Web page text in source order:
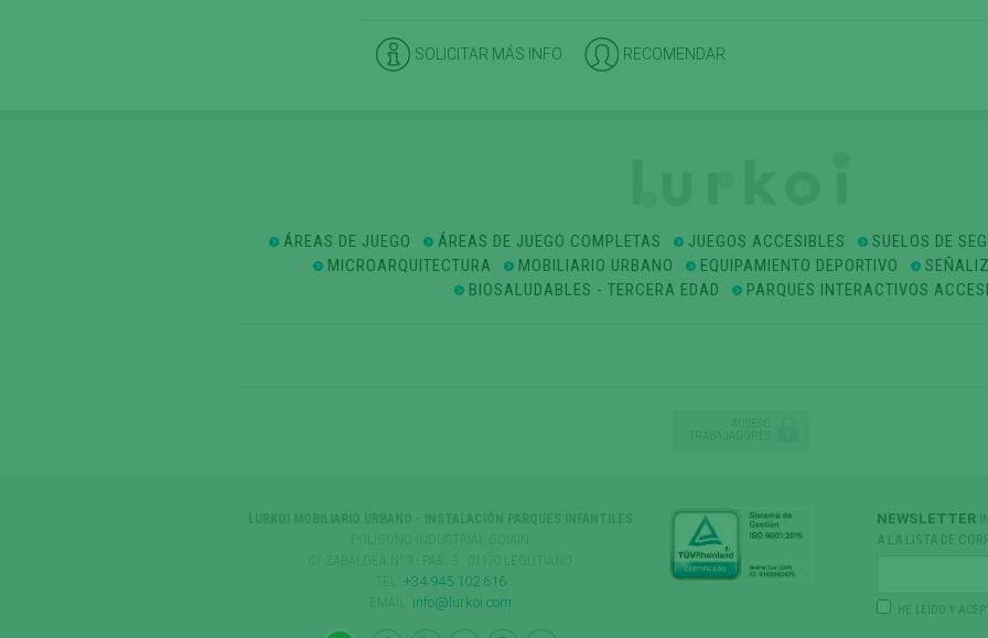
SOLICITAR MÁS INFO RECOMENDAR
ÁREAS DE JUEGO ÁREAS DE JUEGO COMPLETAS JUEGOS ACCESIBLES
SUELOS DE
MICROARQUITECTURA
MOBILIARIO URBANO EQUIPAMIENTO DEPORTIVO
BIOSALUDABLES - TERCERA EDAD
PARQUES INTERACTIVOS
ACCESO
TRABAJADORES
+34 945 102 616
info@lurkoi.com
NEWSLETTER
A LA LISTA DE
HE LEÍDO Y